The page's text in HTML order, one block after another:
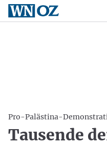
Pro-Palästina-
Tausende